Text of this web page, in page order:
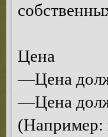
Цена
—Цена
—Цена
(Например: